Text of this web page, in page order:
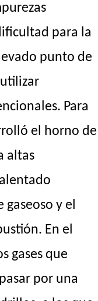
para la
punto de
Para
el horno de
altas
y el
En el
gases que
por una